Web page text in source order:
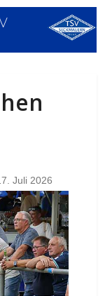
Juli 2026